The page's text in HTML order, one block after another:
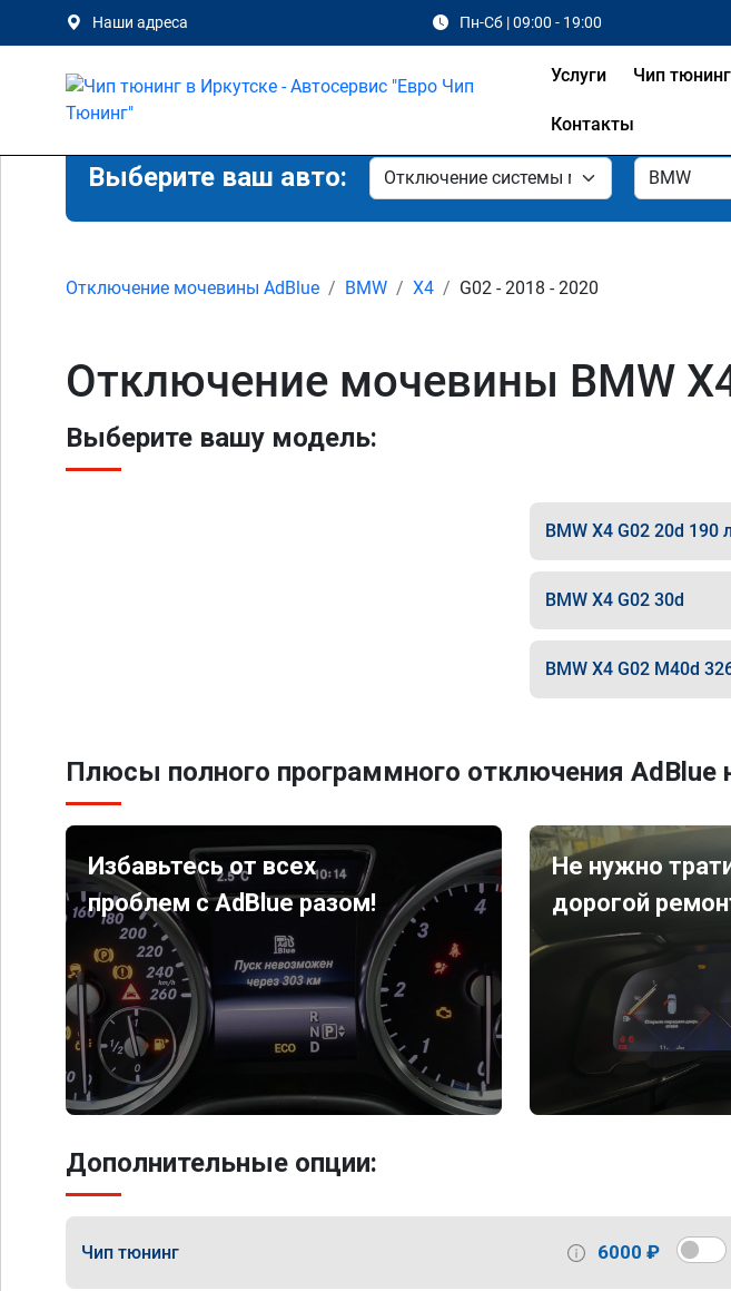
Наши адреса Пн-Сб | 09:00 - 19:00
Услуги Чип тюнинг
Контакты
Выберите ваш авто:
Отключение мочевины AdBlue BMW X4 G02 - 2018 - 2020
Отключение мочевины BMW
Выберите вашу модель:
BMW X4 G02 20d 190
BMW X4 G02 30d
BMW X4 G02 M40d
Плюсы полного программного отключения AdBlue
Избавьтесь от всех
проблем с AdBlue разом!
Не нужно
дорогой
Дополнительные опции:
Чип тюнинг 6000 ₽